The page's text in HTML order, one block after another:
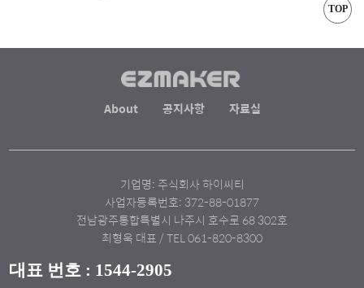
TOP
About 공지사항 자료실
기업명: 주식회사 하이씨티
사업자등록번호: 372-88-01877
전남광주통합특별시 나주시 호수로 68 302호
최형욱 대표 / TEL 061-820-8300
대표 번호 : 1544-2905